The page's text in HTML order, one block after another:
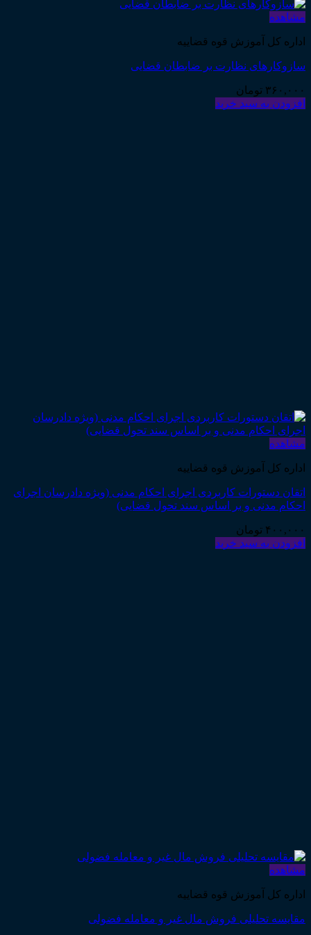
مشاهده
اداره کل آموزش قوه قضاییه
سازوکارهای نظارت بر ضابطان قضایی
۳۶۰,۰۰۰ تومان
افزودن به سبد خرید
مشاهده
اداره کل آموزش قوه قضاییه
اتقان دستورات کاربردی اجرای احکام مدنی (ویژه دادرسان اجرای
احکام مدنی و بر اساس سند تحول قضایی)
۴۰۰,۰۰۰ تومان
افزودن به سبد خرید
مشاهده
اداره کل آموزش قوه قضاییه
مقایسه تحلیلی فروش مال غیر و معامله فضولی